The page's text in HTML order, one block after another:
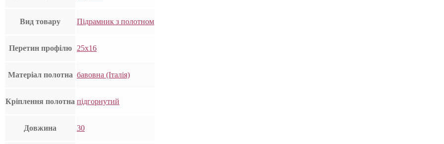
Вид товару Підрамник з полотном
Перетин профілю 25х16
Матеріал полотна бавовна (Італія)
Кріплення полотна підгорнутий
Довжина 30